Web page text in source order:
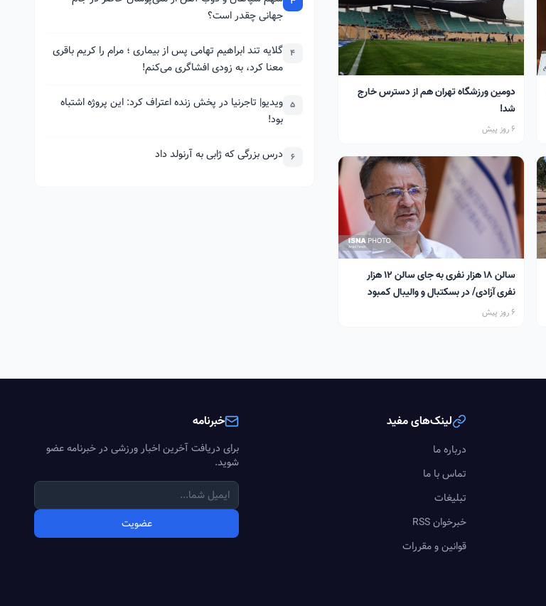
دومین ورزشگاه تهران هم از دسترس خارج
شد!
6 روز پیش
سالن ۱۸ هزار نفری به جای سالن ۱۲ هزار
نفری آزادی/ در بسکتبال و والیبال کمبود
سالن داریم
6 روز پیش
جهانی چقدر است؟
4 گلایه تند ابراهیم تهامی پس از بیماری ؛ مرام را کریم باقری
معنا کرد، به زودی افشاگری می‌کنم!
5 ویدیو| تاجرنیا در پخش زنده اعتراف کرد: این پروژه اشتباه
بود!
6 درس بزرگی که ژابی به آرنولد داد
لینک‌های مفید
درباره ما
تماس با ما
تبلیغات
خبرخوان RSS
قوانین و مقررات
خبرنامه
برای دریافت آخرین اخبار ورزشی در خبرنامه عضو
شوید.
عضویت